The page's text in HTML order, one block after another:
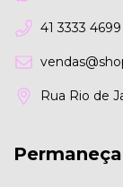
41 3333 4699
Rua Rio de